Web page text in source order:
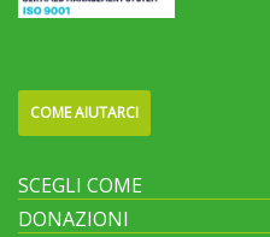
COME AIUTARCI
SCEGLI COME
DONAZIONI